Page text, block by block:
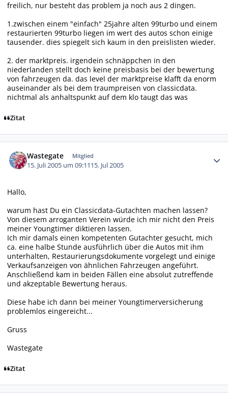
freilich, nur besteht das problem ja noch aus 2 dingen.
1.zwischen einem "einfach" 25jahre alten 99turbo und einem
restaurierten 99turbo liegen im wert des autos schon einige
tausender. dies spiegelt sich kaum in den preislisten wieder.
2. der marktpreis. irgendein schnäppchen in den
niederlanden stellt doch keine preisbasis bei der bewertung
von fahrzeugen da. das level der marktpreise klafft da enorm
auseinander als bei dem traumpreisen von classicdata.
nichtmal als anhaltspunkt auf dem klo taugt das was
Zitat
Wastegate Mitglied
15. Juli 2005 um 09:1115. Jul 2005
Hallo,
warum hast Du ein Classicdata-Gutachten machen lassen?
Von diesem arroganten Verein würde ich mir nicht den Preis
meiner Youngtimer diktieren lassen.
Ich mir damals einen kompetenten Gutachter gesucht, mich
ca. eine halbe Stunde ausführlich über die Autos mit ihm
unterhalten, Restaurierungsdokumente vorgelegt und einige
Verkaufsanzeigen von ähnlichen Fahrzeugen angeführt.
Anschließend kam in beiden Fällen eine absolut zutreffende
und akzeptable Bewertung heraus.
Diese habe ich dann bei meiner Youngtimerversicherung
problemlos eingereicht...
Gruss
Wastegate
Zitat